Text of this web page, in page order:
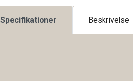
Specifikationer Beskrivelse